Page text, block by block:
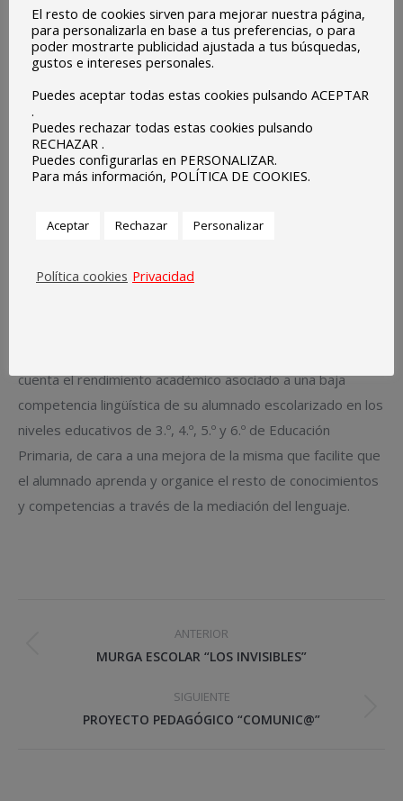
alumnos/as a una mayor igualdad ante la vida.
educativo y las expectativas de éxito académico y social
del alumnado escolarizado en 3.º, 4.º, 5.º y 6.º de educación
primaria, y 1.º, 2.º y 3.º de educación secundaria obligatoria,
en situación de desventaja socioeducativa con desfase
promover actuaciones educativas complementarias de
cuenta el rendimiento académico asociado a una baja
competencia lingüística de su alumnado escolarizado en los
niveles educativos de 3.º, 4.º, 5.º y 6.º de Educación
Primaria, de cara a una mejora de la misma que facilite que
el alumnado aprenda y organice el resto de conocimientos
y competencias a través de la mediación del lenguaje.
Navegación
entre
ANTERIOR
Proyecto
MURGA ESCOLAR “LOS INVISIBLES”
SIGUIENTE
Proyecto
PROYECTO PEDAGÓGICO “COMUNIC@”
El resto de cookies sirven para mejorar nuestra página,
para personalizarla en base a tus preferencias, o para
poder mostrarte publicidad ajustada a tus búsquedas,
gustos e intereses personales.
Puedes aceptar todas estas cookies pulsando ACEPTAR
.
Puedes rechazar todas estas cookies pulsando
RECHAZAR .
Puedes configurarlas en PERSONALIZAR.
Para más información, POLÍTICA DE COOKIES.
Aceptar Rechazar Personalizar
Política cookies Privacidad